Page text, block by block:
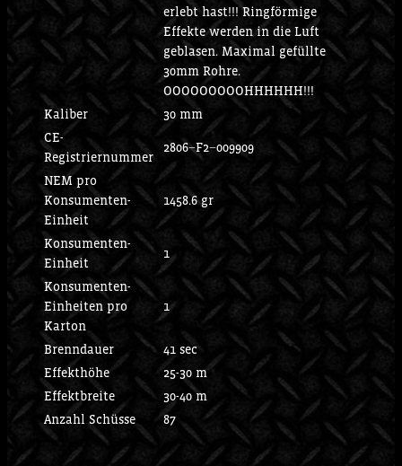
erlebt hast!!! Ringförmige
Effekte werden in die Luft
geblasen. Maximal gefüllte
30mm Rohre.
OOOOOOOOOHHHHHH!!!
Kaliber
30 mm
CE-
Registriernummer
2806−F2−009909
NEM pro
Konsumenten-
Einheit
1458.6 gr
Konsumenten-
Einheit
1
Konsumenten-
Einheiten pro
Karton
1
Brenndauer
41 sec
Effekthöhe
25-30 m
Effektbreite
30-40 m
Anzahl Schüsse
87